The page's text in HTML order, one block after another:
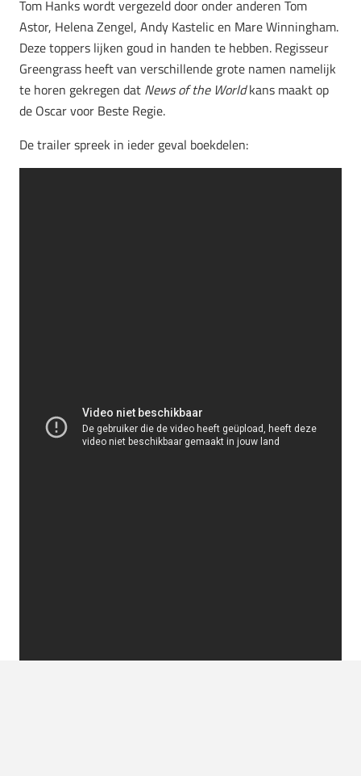
Tom Hanks wordt vergezeld door onder anderen Tom
Astor, Helena Zengel, Andy Kastelic en Mare Winningham.
Deze toppers lijken goud in handen te hebben. Regisseur
Greengrass heeft van verschillende grote namen namelijk
te horen gekregen dat News of the Worldkans maakt op
de Oscar voor Beste Regie.
De trailer spreek in ieder geval boekdelen: